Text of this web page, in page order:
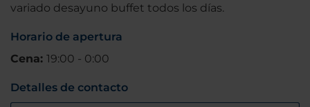
variado desayuno buffet todos los días.
Horario de apertura
Cena: 19:00 - 0:00
Detalles de contacto